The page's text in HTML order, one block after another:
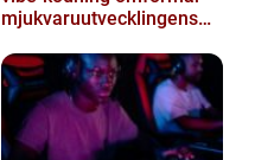
mjukvaruutvecklingens